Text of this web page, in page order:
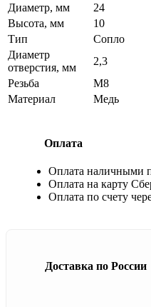
Диаметр, мм
24
Высота, мм
10
Тип
Сопло
Диаметр
отверстия, мм
2,3
Резьба
М8
Материал
Медь
Оплата
Оплата наличными
Оплата на карту
Оплата по счету
Доставка по России